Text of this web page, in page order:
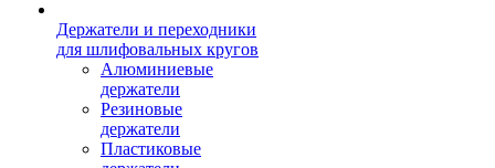
Держатели и переходники
для шлифовальных кругов
Алюминиевые
держатели
Резиновые
держатели
Пластиковые